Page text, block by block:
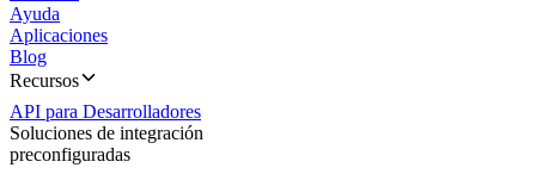
Ayuda
Aplicaciones
Blog
Recursos
API para Desarrolladores
Soluciones de integración
preconfiguradas